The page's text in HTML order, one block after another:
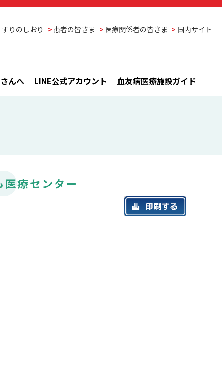
すりのしおり 患者の皆さま 医療関係者の皆さま 国内サイト
んへ LINE公式アカウント 血友病医療施設ガイド
療センター